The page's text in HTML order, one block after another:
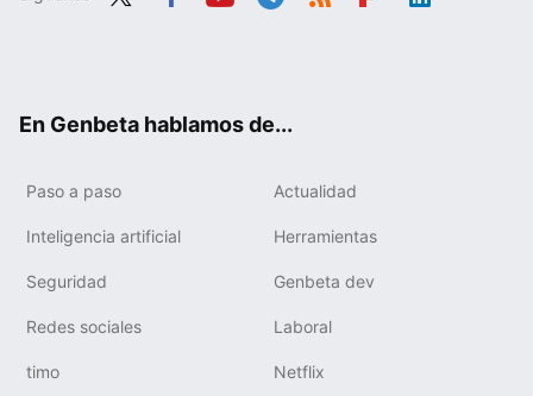
En Genbeta hablamos de...
Paso a paso Actualidad
Inteligencia artificial Herramientas
Seguridad Genbeta dev
Redes sociales Laboral
timo Netflix